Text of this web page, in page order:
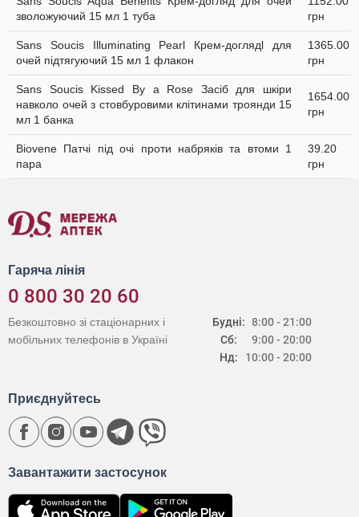
зволожуючий 15 мл 1 туба
грн
Sans Soucis Illuminating Pearl Крем-доглядl для
очей підтягуючий 15 мл 1 флакон
1365.00
грн
Sans Soucis Kissed By a Rose Засіб для шкіри
навколо очей з стовбуровими клітинами троянди 15
мл 1 банка
1654.00
грн
Biovene Патчі під очі проти набряків та втоми 1
пара
39.20
грн
Гаряча лінія
0 800 30 20 60
Будні:
Сб:
Нд:
8:00 - 21:00
9:00 - 20:00
10:00 - 20:00
Безкоштовно зі стаціонарних і
мобільних телефонів в Україні
Завантажити застосунок
Приєднуйтесь